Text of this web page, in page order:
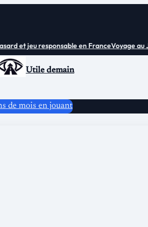
et jeu responsable en FranceVoyage au
Utile demain
de mois en jouant